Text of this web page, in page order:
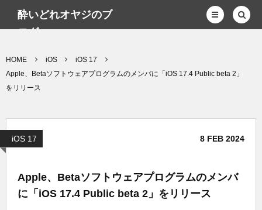
酔いどれオヤジのブ
ログwp
HOME iOS
iOS 17
Apple、Betaソフトウェアプログラムのメンバに「iOS 17.4 Public beta 2」
をリリース
iOS 17 8 FEB 2024
Apple、Betaソフトウェアプログラムのメンバ
に「iOS 17.4 Public beta 2」をリリース